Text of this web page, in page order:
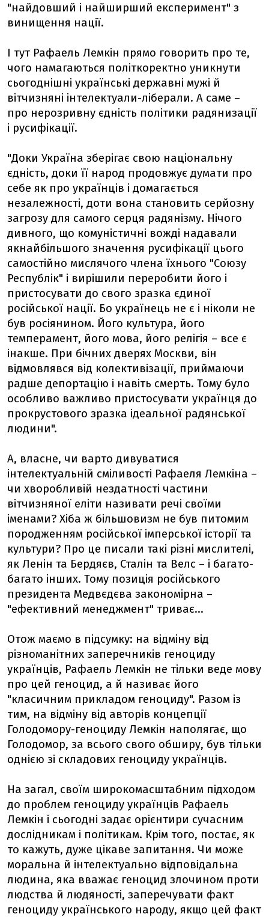
"найдовший і найширший експеримент" з
винищення нації.
І тут Рафаель Лемкін прямо говорить про те,
чого намагаються політкоректно уникнути
сьогоднішні українські державні мужі й
вітчизняні інтелектуали-ліберали. А саме –
про нерозривну єдність політики радянизації
і русифікації.
"Доки Україна зберігає свою національну
єдність, доки її народ продовжує думати про
себе як про українців і домагається
незалежності, доти вона становить серйозну
загрозу для самого серця радянізму. Нічого
дивного, що комуністичні вожді надавали
якнайбільшого значення русифікації цього
самостійно мислячого члена їхнього "Союзу
Республік" і вирішили переробити його і
пристосувати до свого зразка єдиної
російської нації. Бо українець не є і ніколи не
був росіянином. Його культура, його
темперамент, його мова, його релігія – все є
інакше. При бічних дверях Москви, він
відмовлявся від колективізації, приймаючи
радше депортацію і навіть смерть. Тому було
особливо важливо пристосувати українця до
прокрустового зразка ідеальної радянської
людини".
А, власне, чи варто дивуватися
інтелектуальній сміливості Рафаеля Лемкіна –
чи хворобливій нездатності частини
вітчизняної еліти називати речі своїми
іменами? Хіба ж більшовизм не був питомим
породженням російської імперської історії та
культури? Про це писали такі різні мислителі,
як Ленін та Бердяєв, Сталін та Велс – і багато-
багато інших. Тому позиція російського
президента Медвєдєва закономірна –
"ефективний менеджмент" триває...
Отож маємо в підсумку: на відміну від
різноманітних заперечників геноциду
українців, Рафаель Лемкін не тільки веде мову
про цей геноцид, а й називає його
"класичним прикладом геноциду". Разом із
тим, на відміну від авторів концепції
Голодомору-геноциду Лемкін наполягає, що
Голодомор, за всього свого обширу, був тільки
однією зі складових геноциду українців.
На загал, своїм широкомасштабним підходом
до проблем геноциду українців Рафаель
Лемкін і сьогодні задає орієнтири сучасним
дослідникам і політикам. Крім того, постає, як
то кажуть, дуже цікаве запитання. Чи може
моральна й інтелектуально відповідальна
людина, яка вважає геноцид злочином проти
людства й людяності, заперечувати факт
геноциду українського народу, якщо цей факт